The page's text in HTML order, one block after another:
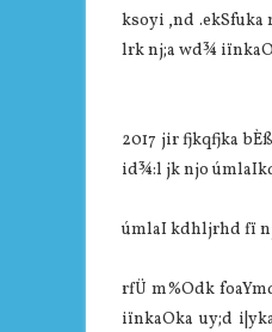
ksoyi ,nd .ekSfuka
lrk nj;a wd¾
2017 jir fjkqfjka
id¾:l jk njo
úmlaI kdhljrhd fï
rfÜ m%Odk
iïnkaOka uy;d